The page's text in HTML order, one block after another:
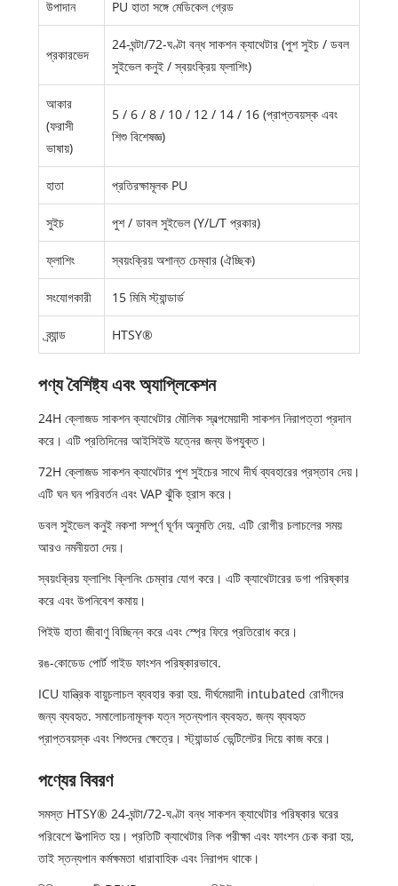
উপাদান PU হাতা সঙ্গে মেডিকেল গ্রেড
প্রকারভেদ
24-ঘন্টা/72-ঘণ্টা বন্ধ সাকশন ক্যাথেটার (পুশ সুইচ / ডবল
সুইভেল কনুই / স্বয়ংক্রিয় ফ্লাশিং)
আকার
(ফরাসী
ভাষায়)
5 / 6 / 8 / 10 / 12 / 14 / 16 (প্রাপ্তবয়স্ক এবং
শিশু বিশেষজ্ঞ)
হাতা প্রতিরক্ষামূলক PU
সুইচ পুশ / ডাবল সুইভেল (Y/L/T প্রকার)
ফ্লাশিং স্বয়ংক্রিয় অশান্ত চেম্বার (ঐচ্ছিক)
সংযোগকারী 15 মিমি স্ট্যান্ডার্ড
ব্র্যান্ড HTSY®
পণ্য বৈশিষ্ট্য এবং অ্যাপ্লিকেশন
24H ক্লোজড সাকশন ক্যাথেটার মৌলিক স্বল্পমেয়াদী সাকশন নিরাপত্তা প্রদান
করে। এটি প্রতিদিনের আইসিইউ যত্নের জন্য উপযুক্ত।
72H ক্লোজড সাকশন ক্যাথেটার পুশ সুইচের সাথে দীর্ঘ ব্যবহারের প্রস্তাব দেয়।
এটি ঘন ঘন পরিবর্তন এবং VAP ঝুঁকি হ্রাস করে।
ডবল সুইভেল কনুই নকশা সম্পূর্ণ ঘূর্ণন অনুমতি দেয়. এটি রোগীর চলাচলের সময়
আরও নমনীয়তা দেয়।
স্বয়ংক্রিয় ফ্লাশিং ক্লিনিং চেম্বার যোগ করে। এটি ক্যাথেটারের ডগা পরিষ্কার
করে এবং উপনিবেশ কমায়।
পিইউ হাতা জীবাণু বিচ্ছিন্ন করে এবং স্প্রে ফিরে প্রতিরোধ করে।
রঙ-কোডেড পোর্ট গাইড ফাংশন পরিষ্কারভাবে.
ICU যান্ত্রিক বায়ুচলাচল ব্যবহার করা হয়. দীর্ঘমেয়াদী intubated রোগীদের
জন্য ব্যবহৃত. সমালোচনামূলক যত্ন স্তন্যপান ব্যবহৃত. জন্য ব্যবহৃত
প্রাপ্তবয়স্ক এবং শিশুদের ক্ষেত্রে। স্ট্যান্ডার্ড ভেন্টিলেটর দিয়ে কাজ করে।
পণ্যের বিবরণ
সমস্ত HTSY® 24-ঘন্টা/72-ঘণ্টা বন্ধ সাকশন ক্যাথেটার পরিষ্কার ঘরের
পরিবেশে উত্পাদিত হয়। প্রতিটি ক্যাথেটার লিক পরীক্ষা এবং ফাংশন চেক করা হয়,
তাই স্তন্যপান কর্মক্ষমতা ধারাবাহিক এবং নিরাপদ থাকে।